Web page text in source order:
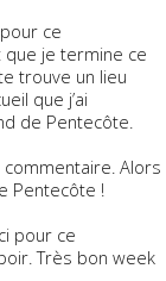
ce
que je termine ce
trouve un lieu
que j’ai
de Pentecôte.
commentaire. Alors
Pentecôte !
pour ce
Très bon week